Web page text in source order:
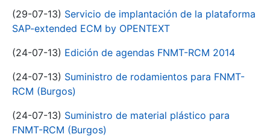
(29-07-13) Servicio de implantación de la plataforma
SAP-extended ECM by OPENTEXT
(24-07-13) Edición de agendas FNMT-RCM 2014
(24-07-13) Suministro de rodamientos para FNMT-
RCM (Burgos)
(24-07-13) Suministro de material plástico para
FNMT-RCM (Burgos)